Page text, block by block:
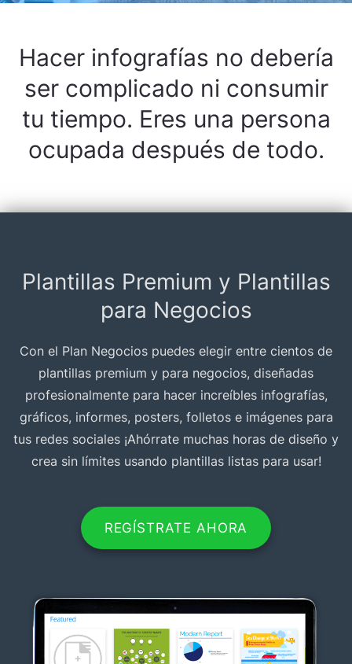
Hacer infografías no debería
ser complicado ni consumir
tu tiempo. Eres una persona
ocupada después de todo.
Plantillas Premium y Plantillas
para Negocios
Con el Plan Negocios puedes elegir entre cientos de
plantillas premium y para negocios, diseñadas
profesionalmente para hacer increíbles infografías,
gráficos, informes, posters, folletos e imágenes para
tus redes sociales ¡Ahórrate muchas horas de diseño y
crea sin límites usando plantillas listas para usar!
REGÍSTRATE AHORA